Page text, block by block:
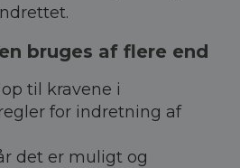
bruges af flere end
til kravene i
for indretning af
det er muligt og